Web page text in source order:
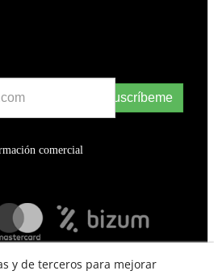
Suscríbeme
comercial
y de terceros para mejorar